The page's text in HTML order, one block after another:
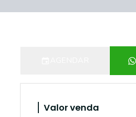
Valor venda